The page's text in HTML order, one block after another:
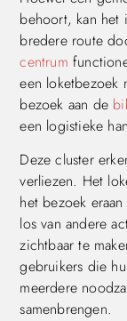
behoort, kan het
bredere route
centrum
een loketbezoek
bezoek aan de
een logistieke
Deze cluster
verliezen. Het
het bezoek
los van andere
zichtbaar te
gebruikers die
meerdere
samenbrengen.